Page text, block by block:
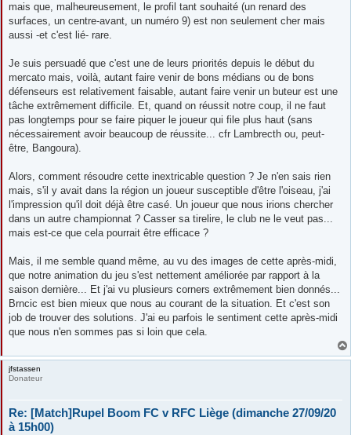
a
g
mais que, malheureusement, le profil tant souhaité (un renard des
surfaces, un centre-avant, un numéro 9) est non seulement cher mais
aussi -et c'est lié- rare.
Je suis persuadé que c'est une de leurs priorités depuis le début du
mercato mais, voilà, autant faire venir de bons médians ou de bons
défenseurs est relativement faisable, autant faire venir un buteur est une
tâche extrêmement difficile. Et, quand on réussit notre coup, il ne faut
pas longtemps pour se faire piquer le joueur qui file plus haut (sans
nécessairement avoir beaucoup de réussite... cfr Lambrecth ou, peut-
être, Bangoura).
Alors, comment résoudre cette inextricable question ? Je n'en sais rien
mais, s'il y avait dans la région un joueur susceptible d'être l'oiseau, j'ai
l'impression qu'il doit déjà être casé. Un joueur que nous irions chercher
dans un autre championnat ? Casser sa tirelire, le club ne le veut pas...
mais est-ce que cela pourrait être efficace ?
Mais, il me semble quand même, au vu des images de cette après-midi,
que notre animation du jeu s'est nettement améliorée par rapport à la
saison dernière... Et j'ai vu plusieurs corners extrêmement bien donnés...
Brncic est bien mieux que nous au courant de la situation. Et c'est son
job de trouver des solutions. J'ai eu parfois le sentiment cette après-midi
que nous n'en sommes pas si loin que cela.
jfstassen
Donateur
Re: [Match]Rupel Boom FC v RFC Liège (dimanche 27/09/20
à 15h00)